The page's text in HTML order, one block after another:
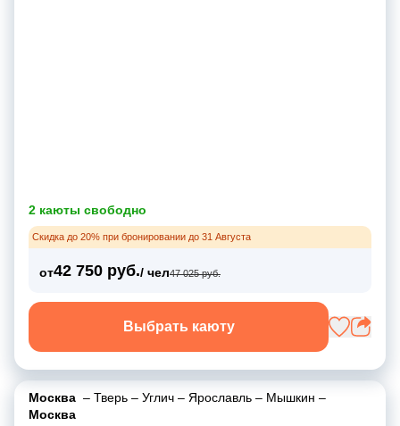
2 каюты свободно
Скидка до 20% при бронировании до 31 Августа
от42 750 руб./ чел47 025 руб.
Выбрать каюту
Москва – Тверь – Углич – Ярославль – Мышкин –
Москва